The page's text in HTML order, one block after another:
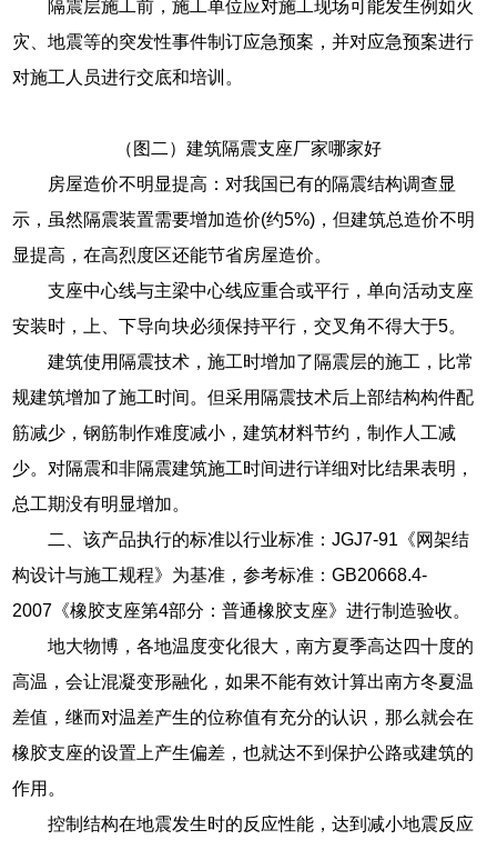
隔震层施工前，施工单位应对施工现场可能发生例如火
灾、地震等的突发性事件制订应急预案，并对应急预案进行
对施工人员进行交底和培训。
（图二）建筑隔震支座厂家哪家好
房屋造价不明显提高：对我国已有的隔震结构调查显
示，虽然隔震装置需要增加造价(约5%)，但建筑总造价不明
显提高，在高烈度区还能节省房屋造价。
支座中心线与主梁中心线应重合或平行，单向活动支座
安装时，上、下导向块必须保持平行，交叉角不得大于5。
建筑使用隔震技术，施工时增加了隔震层的施工，比常
规建筑增加了施工时间。但采用隔震技术后上部结构构件配
筋减少，钢筋制作难度减小，建筑材料节约，制作人工减
少。对隔震和非隔震建筑施工时间进行详细对比结果表明，
总工期没有明显增加。
二、该产品执行的标准以行业标准：JGJ7-91《网架结
构设计与施工规程》为基准，参考标准：GB20668.4-
2007《橡胶支座第4部分：普通橡胶支座》进行制造验收。
地大物博，各地温度变化很大，南方夏季高达四十度的
高温，会让混凝变形融化，如果不能有效计算出南方冬夏温
差值，继而对温差产生的位称值有充分的认识，那么就会在
橡胶支座的设置上产生偏差，也就达不到保护公路或建筑的
作用。
控制结构在地震发生时的反应性能，达到减小地震反应